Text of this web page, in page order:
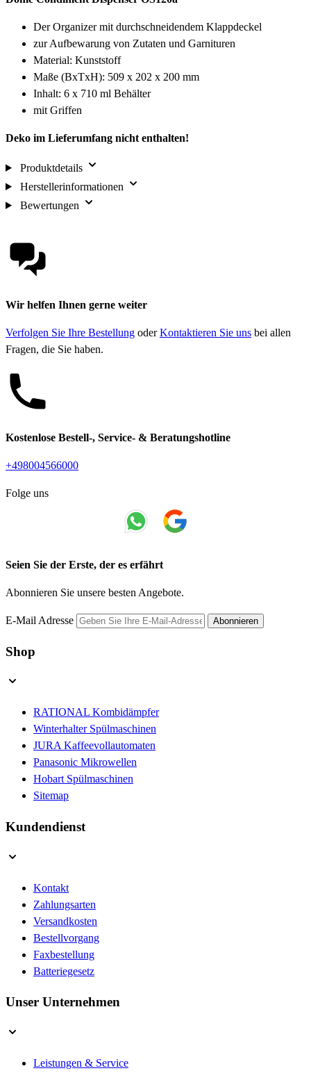
Der Organizer mit durchschneidendem Klappdeckel
zur Aufbewarung von Zutaten und Garnituren
Material: Kunststoff
Maße (BxTxH): 509 x 202 x 200 mm
Inhalt: 6 x 710 ml Behälter
mit Griffen
Deko im Lieferumfang nicht enthalten!
Produktdetails
Herstellerinformationen
Bewertungen
Wir helfen Ihnen gerne weiter
Verfolgen Sie Ihre Bestellung oderKontaktieren Sie uns bei allen
Fragen, die Sie haben.
Kostenlose Bestell-, Service- & Beratungshotline
+498004566000
Folge uns
Seien Sie der Erste, der es erfährt
Abonnieren Sie unsere besten Angebote.
E-Mail Adresse Abonnieren
Shop
RATIONAL Kombidämpfer
Winterhalter Spülmaschinen
JURA Kaffeevollautomaten
Panasonic Mikrowellen
Hobart Spülmaschinen
Sitemap
Kundendienst
Kontakt
Zahlungsarten
Versandkosten
Bestellvorgang
Faxbestellung
Batteriegesetz
Unser Unternehmen
Leistungen & Service